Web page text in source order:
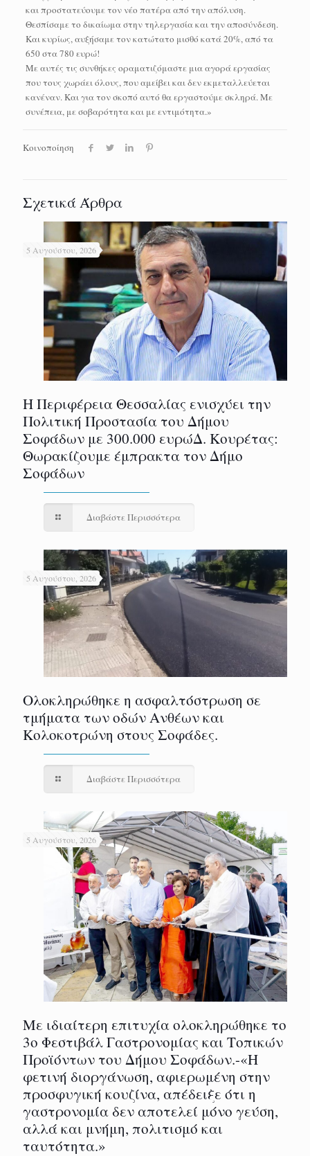
και προστατεύουμε τον νέο πατέρα από την απόλυση.
Θεσπίσαμε το δικαίωμα στην τηλεργασία και την αποσύνδεση.
Και κυρίως, αυξήσαμε τον κατώτατο μισθό κατά 20%, από τα
650 στα 780 ευρώ!
Με αυτές τις συνθήκες οραματιζόμαστε μια αγορά εργασίας
που τους χωράει όλους, που αμείβει και δεν εκμεταλλεύεται
κανέναν. Και για τον σκοπό αυτό θα εργαστούμε σκληρά. Με
συνέπεια, με σοβαρότητα και με εντιμότητα.»
Κοινοποίηση
Σχετικά Άρθρα
5 Αυγούστου, 2026
Η Περιφέρεια Θεσσαλίας ενισχύει την
Πολιτική Προστασία του Δήμου
Σοφάδων με 300.000 ευρώΔ. Κουρέτας:
Θωρακίζουμε έμπρακτα τον Δήμο
Σοφάδων
Διαβάστε Περισσότερα
5 Αυγούστου, 2026
Ολοκληρώθηκε η ασφαλτόστρωση σε
τμήματα των οδών Ανθέων και
Κολοκοτρώνη στους Σοφάδες.
Διαβάστε Περισσότερα
5 Αυγούστου, 2026
Με ιδιαίτερη επιτυχία ολοκληρώθηκε το
3ο Φεστιβάλ Γαστρονομίας και Τοπικών
Προϊόντων του Δήμου Σοφάδων.-«Η
φετινή διοργάνωση, αφιερωμένη στην
προσφυγική κουζίνα, απέδειξε ότι η
γαστρονομία δεν αποτελεί μόνο γεύση,
αλλά και μνήμη, πολιτισμό και
ταυτότητα.»